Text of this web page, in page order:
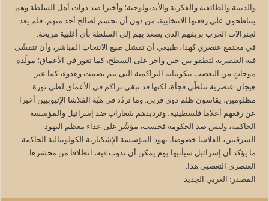
والدينية والطائفية والفكرية والأيديولوجية؛ وأخيرا ضد ذوات أهل السلطة وهم
يتناطحون على رقعتها الانتخابية، من دون أن تحسم لصالح أحد منهم، فلم يعد
لجنرالات الحرب بريقهم الذي يصعد بهم إلى السلطة بأي أغلبية مريحة.
في مجتمع عنصري كهذا، طبيعي أن تفشل صيغ الانتخاب المباشر، وأن تتفشّى
فيه العنصرية لتطفو بين حين وآخر على السطح، كما تغور في الأعماق؛ مولّدة
موجاتٍ من التعصب بتكويناته التراكمية التي تتم بصمت وهدوء، كما عبر
هيجان عنصرية تتلظّى فجأة، لكنها قد تبقى تراكم في الأعماق لظى ثورة
مظلومين، يقاسون ظلم ذوي قربى. وما تردّد في هبّة الفلاشا الإثيوبيين أخيرا
عن رفعهم أعلاما فلسطينية، وترديدهم شعاراتٍ ضد إسرائيل والمؤسسة
الحاكمة، وليس ضد الحكومة فحسب، مؤشّر على عداء معظم اليهود
الشرقيين، الفلاشا خصوصا، يهود المؤسسة الإشكنازية الكولونيالية الحاكمة.
ما يؤكد أن إسرائيل سيأتيها يوم يمكن أن تذوب فيه، انطلاقا من محشرها
العنصري التعصبي هذا.
المصدر: العربي الجديد